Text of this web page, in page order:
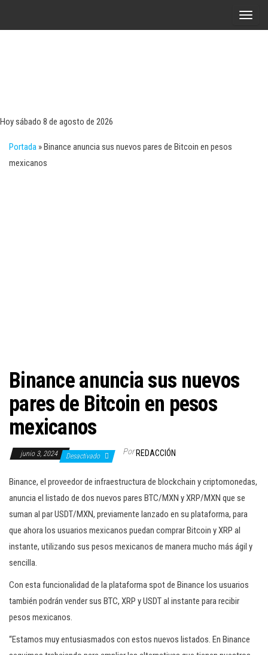
A
Hoy sábado 8 de agosto de 2026
Portada »Binance anuncia sus nuevos pares de Bitcoin en pesos
mexicanos
Binance anuncia sus nuevos
pares de Bitcoin en pesos
mexicanos
junio 3, 2024 Desactivado Por REDACCIÓN
Binance, el proveedor de infraestructura de blockchain y criptomonedas,
anuncia el listado de dos nuevos pares BTC/MXN y XRP/MXN que se
suman al par USDT/MXN, previamente lanzado en su plataforma, para
que ahora los usuarios mexicanos puedan comprar Bitcoin y XRP al
instante, utilizando sus pesos mexicanos de manera mucho más ágil y
sencilla.
Con esta funcionalidad de la plataforma spot de Binance los usuarios
también podrán vender sus BTC, XRP y USDT al instante para recibir
pesos mexicanos.
“Estamos muy entusiasmados con estos nuevos listados. En Binance